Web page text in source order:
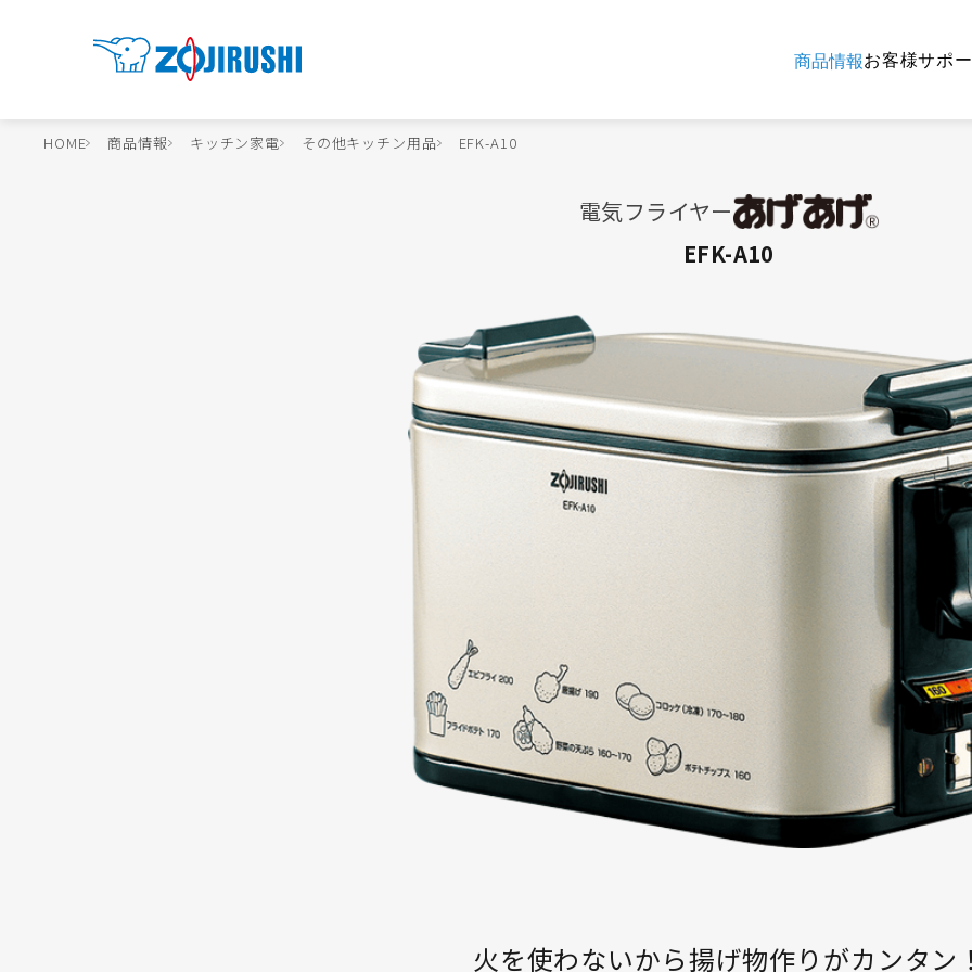
商品情報お客様サポ
HOME 商品情報 キッチン家電 その他キッチン用品 EFK-A10
電気フライヤー
EFK-A10
火を使わないから揚げ物作りがカンタン